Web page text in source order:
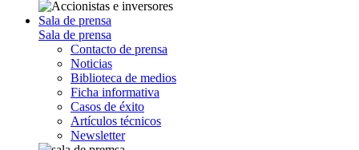
Sala de prensa
Sala de prensa
Contacto de prensa
Noticias
Biblioteca de medios
Ficha informativa
Casos de éxito
Artículos técnicos
Newsletter